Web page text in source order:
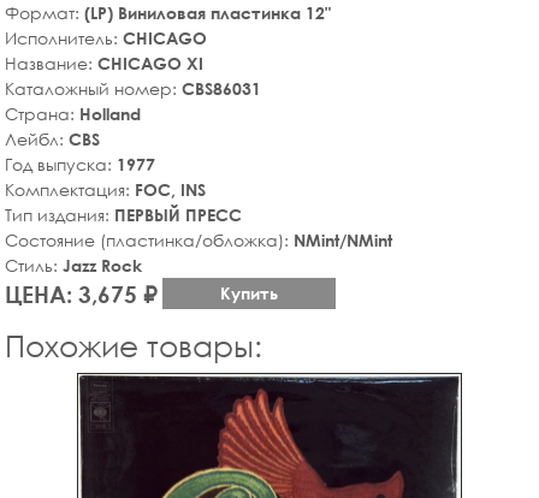
Формат: (LP) Виниловая пластинка 12"
Исполнитель: CHICAGO
Название: CHICAGO XI
Каталожный номер: CBS86031
Страна: Holland
Лейбл: CBS
Год выпуска: 1977
Комплектация: FOC, INS
Тип издания: ПЕРВЫЙ ПРЕСС
Состояние (пластинка/обложка): NMint/NMint
Стиль: Jazz Rock
ЦЕНА: 3,675 ₽ Купить
Похожие товары: